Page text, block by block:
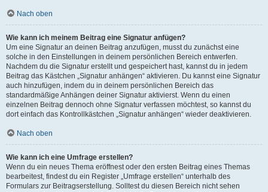
Nach oben
Wie kann ich meinem Beitrag eine Signatur anfügen?
Um eine Signatur an deinen Beitrag anzufügen, musst du zunächst eine
solche in den Einstellungen in deinem persönlichen Bereich entwerfen.
Nachdem du die Signatur erstellt und gespeichert hast, kannst du in jedem
Beitrag das Kästchen „Signatur anhängen“ aktivieren. Du kannst eine Signatur
auch hinzufügen, indem du in deinem persönlichen Bereich das
standardmäßige Anhängen deiner Signatur aktivierst. Wenn du einen
einzelnen Beitrag dennoch ohne Signatur verfassen möchtest, so kannst du
dort einfach das Kontrollkästchen „Signatur anhängen“ wieder deaktivieren.
Nach oben
Wie kann ich eine Umfrage erstellen?
Wenn du ein neues Thema eröffnest oder den ersten Beitrag eines Themas
bearbeitest, findest du ein Register „Umfrage erstellen“ unterhalb des
Formulars zur Beitragserstellung. Solltest du diesen Bereich nicht sehen